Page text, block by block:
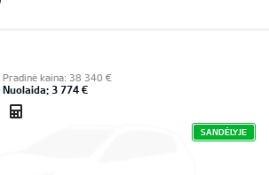
Pradinė kaina: 38 340 €
Nuolaida: 3 774 €
SANDĖLYJE